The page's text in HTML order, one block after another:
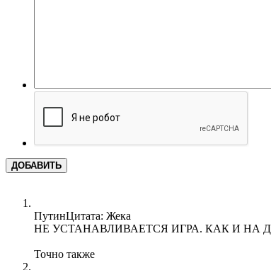
ДОБАВИТЬ
ПутинЦитата: Жека
НЕ УСТАНАВЛИВАЕТСЯ ИГРА. КАК И НА
Точно также